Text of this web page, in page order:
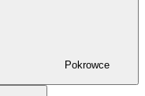
Pokrowce